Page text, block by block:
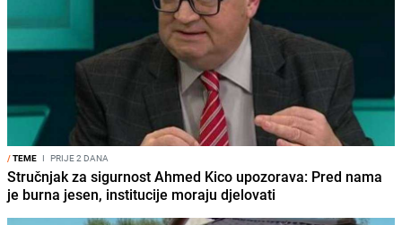
/TEME I PRIJE 2 DANA
Stručnjak za sigurnost Ahmed Kico upozorava: Pred nama
je burna jesen, institucije moraju djelovati